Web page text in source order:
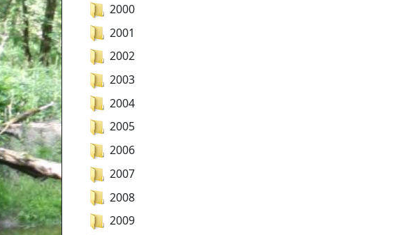
2000
2001
2002
2003
2004
2005
2006
2007
2008
2009